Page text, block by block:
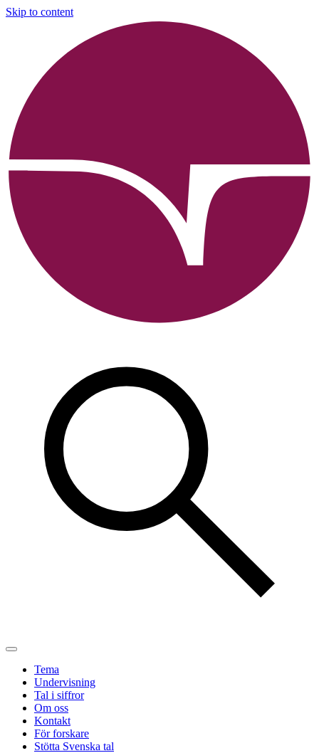
Skip to content
Tema
Undervisning
Tal i siffror
Om oss
Kontakt
För forskare
Stötta Svenska tal